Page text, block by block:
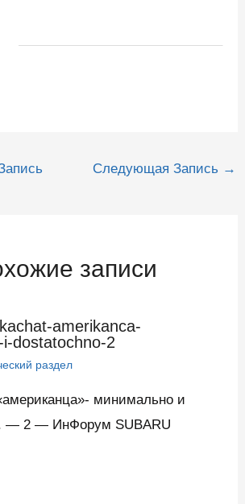
Следующая Запись →
записи
amerikanca-
dostatochno-2
раздел
минимально и
— 2 — ИнФорум SUBARU